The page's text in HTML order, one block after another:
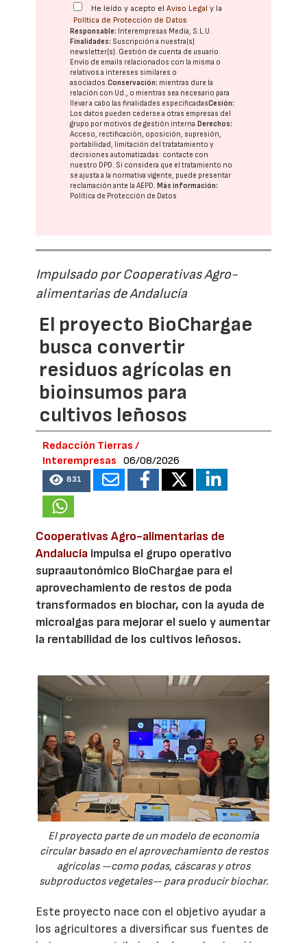
He leído y acepto elAviso Legal y la
Política de Protección de Datos
Responsable: Interempresas Media, S.L.U.
Finalidades: Suscripción a nuestra(s)
newsletter(s). Gestión de cuenta de usuario.
Envío de emails relacionados con la misma o
relativos a intereses similares o
asociados.Conservación: mientras dure la
relación con Ud., o mientras sea necesario para
llevar a cabo las finalidades especificadasCesión:
Los datos pueden cederse a otras empresas del
grupo por motivos de gestión interna. Derechos:
Acceso, rectificación, oposición, supresión,
portabilidad, limitación del tratatamiento y
decisiones automatizadas: contacte con
nuestro DPD. Si considera que el tratamiento no
se ajusta a la normativa vigente, puede presentar
reclamación ante laAEPD. Más información:
Política de Protección de Datos
Impulsado por Cooperativas Agro-
alimentarias de Andalucía
El proyecto BioChargae
busca convertir
residuos agrícolas en
bioinsumos para
cultivos leñosos
Redacción Tierras /
Interempresas
06/08/2026
831
Cooperativas Agro-alimentarias de
Andalucía impulsa el grupo operativo
supraautonómico BioChargae para el
aprovechamiento de restos de poda
transformados en biochar, con la ayuda de
microalgas para mejorar el suelo y aumentar
la rentabilidad de los cultivos leñosos.
El proyecto parte de un modelo de economía
circular basado en el aprovechamiento de restos
agrícolas —como podas, cáscaras y otros
subproductos vegetales— para producir biochar.
Este proyecto nace con el objetivo ayudar a
los agricultores a diversificar sus fuentes de